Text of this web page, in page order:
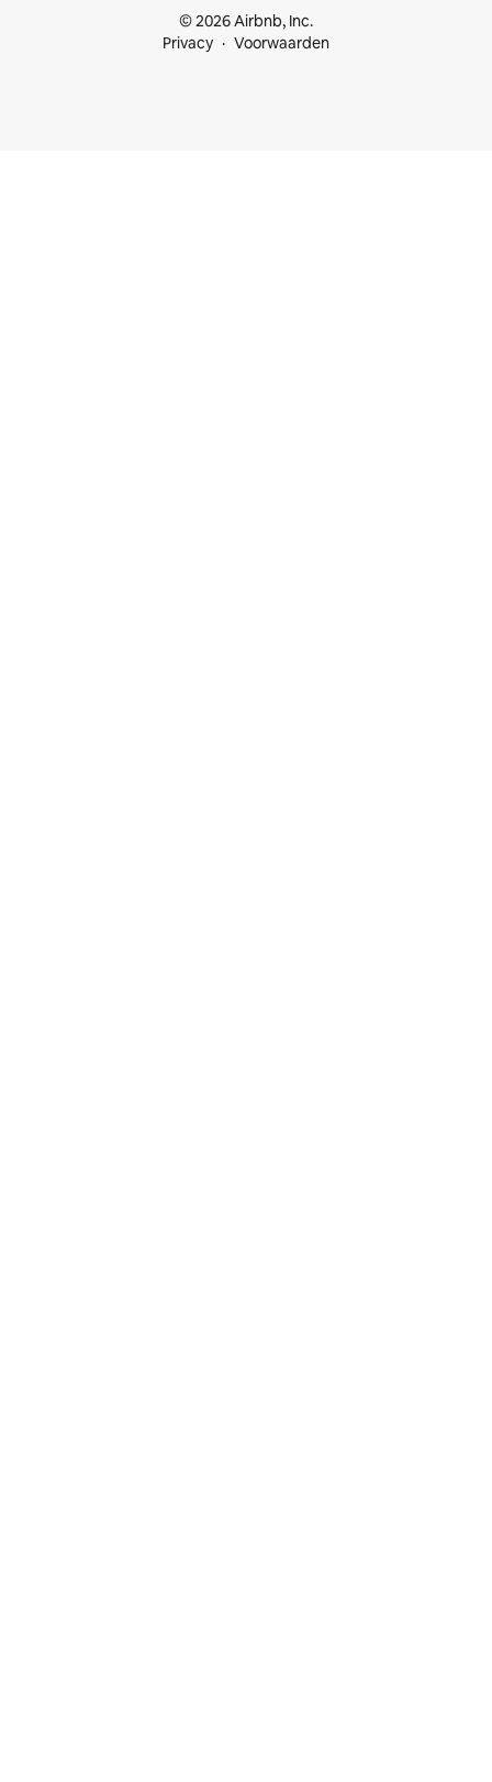
© 2026 Airbnb, Inc.
Privacy
Voorwaarden